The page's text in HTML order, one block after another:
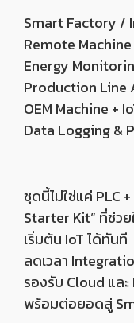
Smart Factory /
Remote
Energy
Production Line
OEM Machine +
Data Logging &
ชุดนี้ไม่ใช่แค่ PLC
Starter Kit” ที่ช่ว
เริ่มต้น IoT ได้ทันที
ลดเวลา
รองรับ Cloud แล
พร้อมต่อยอดสู่